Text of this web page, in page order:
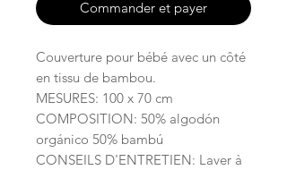
Commander et payer
Couverture pour bébé avec un côté
en tissu de bambou.
MESURES: 100 x 70 cm
COMPOSITION: 50% algodón
orgánico 50% bambú
CONSEILS D'ENTRETIEN: Laver à